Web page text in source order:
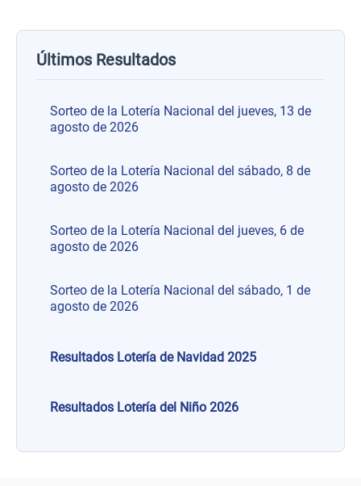
Últimos Resultados
Sorteo de la Lotería Nacional del jueves, 13 de
agosto de 2026
Sorteo de la Lotería Nacional del sábado, 8 de
agosto de 2026
Sorteo de la Lotería Nacional del jueves, 6 de
agosto de 2026
Sorteo de la Lotería Nacional del sábado, 1 de
agosto de 2026
Resultados Lotería de Navidad 2025
Resultados Lotería del Niño 2026